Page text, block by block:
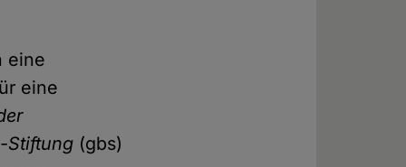
eine
eine
Stiftung (gbs)